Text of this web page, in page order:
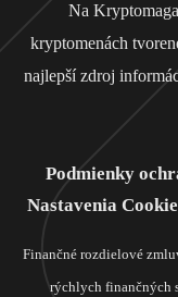
Na
kryptomenách
najlepší zdroj
Podmienky
Nastavenia
Finančné rozdielové
rýchlych finančných